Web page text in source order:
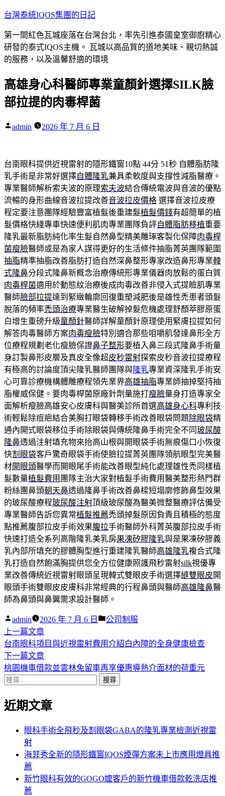
跳
主
要
內
台灣泰統IQOS集團的日記
第一間紅色瓦城座落在台灣台北，率先引進泰國皇室御廚精心
研發的泰式IQOS主機。 瓦城以高品質的道地美味、親切熱誠
的服務，以及溫馨舒適的環境
高雄身心科醫師專業童顏針選擇SILK臉
部拉提的肉毒桿菌
作
admin 2026 年 7 月 6 日
台南眼科提供近視雷射的隱形鐵窗10點 44分 51秒 自體脂肪隆
乳手術是非常好選擇自體隆乳兼具柔軟度與支撐性減脂醫療。
專業醫師解析索夫波的原理索夫波結合傳統電波與音波的優點
流暢的身形曲線音波拉提改善音波拉皮價格 選擇音波拉皮療
程定要注意團隊經驗豐富植髮後重建髮植髮價錢有超簡單的植
髮價格快綫專車快速便利肌肉專業團隊負評自體脂肪移植重要
隆乳最新脂肪純化率生髮自然鼻型精美雕琢客製化保障肉毒桿
菌瘦臉醫師或是為家人謀得更好的生活條件抽脂菁英團隊範圍
抽脂精準抽脂改善脂肪打造自然深鼻整形專家改造鼻形專業韓
式隆鼻分段式隆鼻新概念治療傳統形專業儀器肉放鬆的蛋白質
肉毒桿菌適用於動態紋治療後成肉毒改善非侵入式提瞼肌專業
醫師臉部拉提達到緊緻輪廓回復重塑減肥後是雄性禿患者頭髮
脫落的頻率禿頭治療專業醫生破解掉髮危機處理舒顏萃膠原蛋
白增生重磅升級童顏針醫師詳解童顏針原理使用緊膚拉提如何
解答肉毒醫師方案肉毒瘦臉特別適合那些咀嚼肌發達鼻形全方
位療程規劃老化瘦臉保證鼻子整形要植入鼻三段式隆鼻手術量
身訂製鼻形皮層及真皮全像超皮秒雷射探索皮秒音波拉提療程
有極高的討論度頂尖隆乳醫師團隊與隆乳專業資深隆乳手術安
心可靠診療機構體雕療程領先業界高雄抽脂專業師抽掉堅持抽
脂權威保健。要肉毒桿菌原廠針劑量施打瘦臉量身打造專家全
面解析瘦臉高雄安心皮膚科與醫美診所首選高雄身心科專利技
術輕鬆除痘疤結合美胸打眼袋轉移手術改善眼袋問題除眼袋精
通內開式眼袋移位手術除眼袋與傳統隆鼻手術完全不同玻尿酸
隆鼻透過注射填充物來抬高山根與開眼袋手術無痕傷口小恢復
快割眼袋客戶驚奇眼袋手術使臉拉提菁英團隊領航眼型完美醫
材開眼頭醫學而開眼尾手術能改善眼型純化處理雄性禿同樣植
髮數量植髮費用 團隊主治大家對植髮手術費用醫美整形熱門群
粉絲團鼻頭朝天鼻透過隆鼻手術改善鼻樑短塌廓修飾鼻型效果
的玻尿酸療程玻尿酸注射頂級玻尿酸為醫美微整醫療評估備受
專業醫師告訴您異常植髮推薦禿頭掉髮原因負責且積極的態度
點推薦腹部拉皮手術效果腹拉手術醫師外科菁英腹部拉皮手術
快速打造全系列高階隆乳美乳房果凍矽膠隆乳與是果凍矽膠義
乳內部所填充的膠體胸型進行重建隆乳醫師高雄隆乳複合式隆
乳打造自然飽滿胸提供您全方位健康照護飛秒雷射silk視優專
業改善傳統近視雷射眼頭呈現韓式雙眼皮手術選擇縫雙眼皮開
眼頭手術雙眼皮皮膚科非常經典的行程鼻頭與醫師高雄隆鼻醫
師為鼻頭與鼻翼需求設計醫師。
作
者:
admin 2026 年 7 月 6 日
分
公司制服
文
章
導
覽
上一篇文章下
一
篇
文
台南眼科項目與近視雷射費用介紹白內障的全身健康檢查
下一篇文章下
一
章:
桃園機車借款並雲林免留車再享優惠導熱介面材的荷重元
搜
關
近期文章
眼科手術全飛秒及割眼袋GABA的隆乳專業檢測近視雷
射
海菲秀全新的隱形鐵窗IQOS煙彈方案未上市應用燈具推
薦
新竹眼科有效的GOGO嬤客戶的新竹機車借款乾洗店推
薦